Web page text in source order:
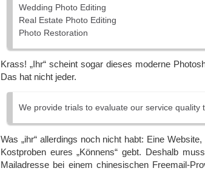
Wedding Photo Editing
Real Estate Photo Editing
Photo Restoration
Krass! „Ihr“ scheint sogar dieses moderne
Das hat nicht jeder.
We provide trials to evaluate our service quality
Was „ihr“ allerdings noch nicht habt: Eine
Kostproben eures „Könnens“ gebt. Deshalb
Mailadresse bei einem chinesischen Freemail-